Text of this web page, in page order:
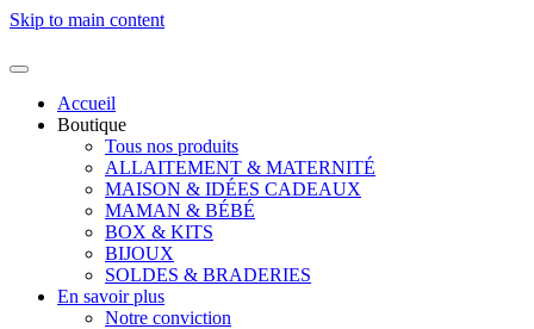
Skip to main content
Accueil
Boutique
Tous nos produits
ALLAITEMENT & MATERNITÉ
MAISON & IDÉES CADEAUX
MAMAN & BÉBÉ
BOX & KITS
BIJOUX
SOLDES & BRADERIES
En savoir plus
Notre conviction